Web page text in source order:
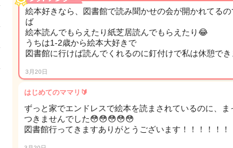
絵本好きなら、図書館で読み聞かせの会が開かれてる
ば
絵本読んでもらえたり紙芝居読んでもらえたり😂
うちは1-2歳から絵本大好きで
図書館に行けば読んでくれるのに釘付けで私は休憩で
3月20日
はじめてのママリ🔰
ずっと家でエンドレスで絵本を読まされているのに、ま
つきませんでした😳😳😳😳😳
図書館行ってきますありがとうございます！！！！！！